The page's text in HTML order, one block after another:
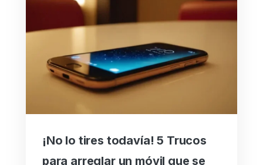
¡No lo tires todavía! 5 Trucos
para arreglar un móvil que se